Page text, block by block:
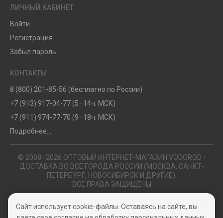
ЛИЧНЫЙ КАБИНЕТ
Войти
Регистрация
Забыл пароль
КОНТАКТЫ
8 (800) 201-85-56 (бесплатно по России)
+7 (913) 917-04-77 (5–14ч. МСК)
+7 (911) 974-77-70 (9–18ч. МСК)
Подробнее...
© 2008–2026 ОПТОВЫЙ ИНТЕРНЕТ-МАГАЗИН VODOROD -
ДОСТАВКА ВО ВСЕ ГОРОДА РОССИИ (МОСКВА, САНКТ-
ПЕТЕРБУРГ, НОВОСИБИРСК И ДРУГИЕ).
ВСЕ ПРАВА ЗАЩИЩЕНЫ
Политика конфиденциальности
Пользовательское соглашение
Сайт использует cookie-файлы. Оставаясь на сайте, вы